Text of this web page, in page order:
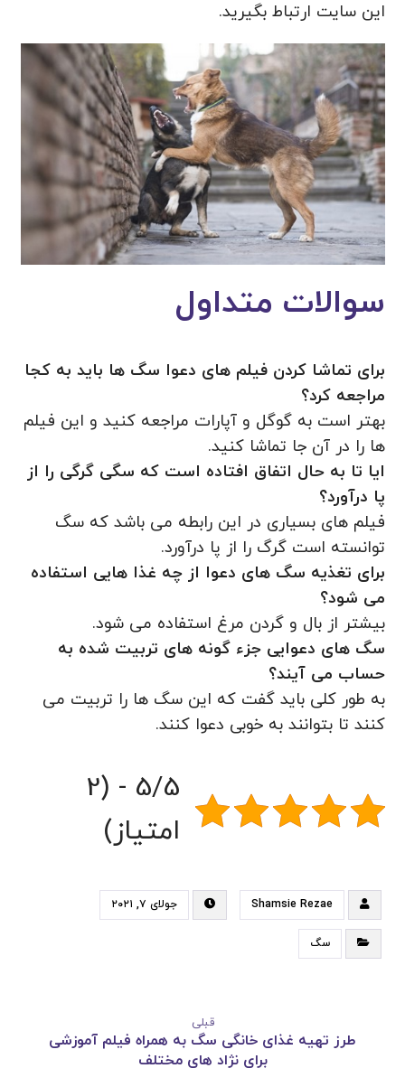
این سایت ارتباط بگیرید.
سوالات متداول
برای تماشا کردن فیلم های دعوا سگ ها باید به کجا
مراجعه کرد؟
بهتر است به گوگل و آپارات مراجعه کنید و این فیلم
ها را در آن جا تماشا کنید.
ایا تا به حال اتفاق افتاده است که سگی گرگی را از
پا درآورد؟
فیلم های بسیاری در این رابطه می باشد که سگ
توانسته است گرگ را از پا درآورد.
برای تغذیه سگ های دعوا از چه غذا هایی استفاده
می‌ شود؟
بیشتر از بال و گردن مرغ استفاده می شود.
سگ های دعوایی جزء گونه‌ های تربیت شده به
حساب می‌ آیند؟
به طور کلی باید گفت که این سگ ها را تربیت می‌
کنند تا بتوانند به‌ خوبی دعوا کنند.
5/5 - (2
امتیاز)
Shamsie Rezae جولای ۷, ۲۰۲۱
سگ
قبلی
طرز تهیه غذای خانگی سگ به همراه فیلم آموزشی
برای نژاد های مختلف